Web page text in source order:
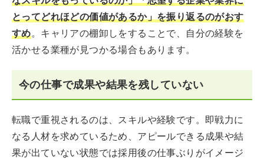
とってどれほどの価値があるか」を振り返るのがおす
すめ。キャリアの棚卸しをすることで、自分の経験を
活かせる業種が見つかる場合もあります。
今の仕事で成果や結果を残していない
転職で重視されるのは、スキルや経験です。即戦力に
なる人材を求めているため、アピールできる成果や結
果が出ていない状態では採用後の仕事ぶりがイメージ